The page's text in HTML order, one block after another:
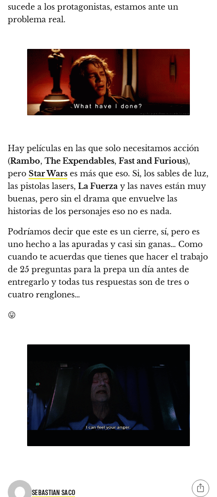
sucede a los protagonistas, estamos ante un
problema real.
Hay películas en las que solo necesitamos acción
(Rambo, The Expendables, Fast and Furious),
pero Star Wars es más que eso. Si, los sables de luz,
las pistolas lasers, La Fuerza y las naves están muy
buenas, pero sin el drama que envuelve las
historias de los personajes eso no es nada.
Podríamos decir que este es un cierre, sí, pero es
uno hecho a las apuradas y casi sin ganas… Como
cuando te acuerdas que tienes que hacer el trabajo
de 25 preguntas para la prepa un día antes de
entregarlo y todas tus respuestas son de tres o
cuatro renglones…
😛
SEBASTIAN SACO